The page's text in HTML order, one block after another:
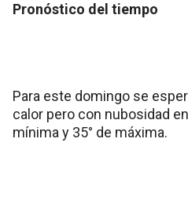
Pronóstico del tiempo
Para este domingo se
calor pero con nubosidad
mínima y 35° de máxima.